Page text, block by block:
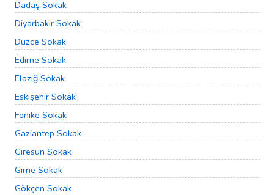
Dadaş Sokak
Diyarbakır Sokak
Düzce Sokak
Edirne Sokak
Elazığ Sokak
Eskişehir Sokak
Fenike Sokak
Gaziantep Sokak
Giresun Sokak
Girne Sokak
Gökçen Sokak